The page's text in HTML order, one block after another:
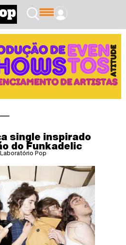
single inspirado
do Funkadelic
Pop